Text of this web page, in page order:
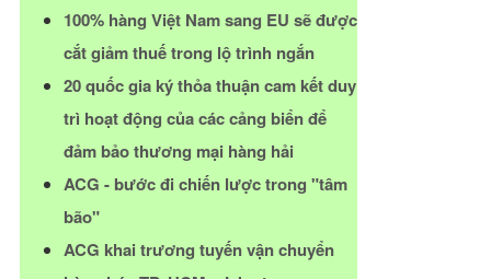
100% hàng Việt Nam sang EU sẽ được
cắt giảm thuế trong lộ trình ngắn
20 quốc gia ký thỏa thuận cam kết duy
trì hoạt động của các cảng biển để
đảm bảo thương mại hàng hải
ACG - bước đi chiến lược trong "tâm
bão"
ACG khai trương tuyến vận chuyển